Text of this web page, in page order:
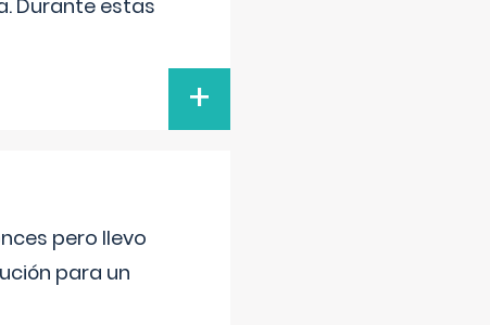
Durante estas
+
pero llevo
para un